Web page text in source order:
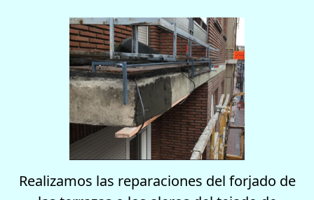
Realizamos las reparaciones del forjado de